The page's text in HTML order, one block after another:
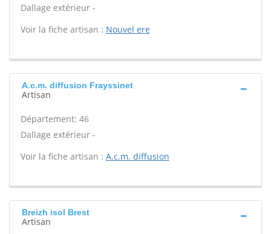
Dallage extérieur -
Voir la fiche artisan : Nouvel ere
A.c.m. diffusion Frayssinet
Artisan
Département: 46
Dallage extérieur -
Voir la fiche artisan : A.c.m. diffusion
Breizh isol Brest
Artisan